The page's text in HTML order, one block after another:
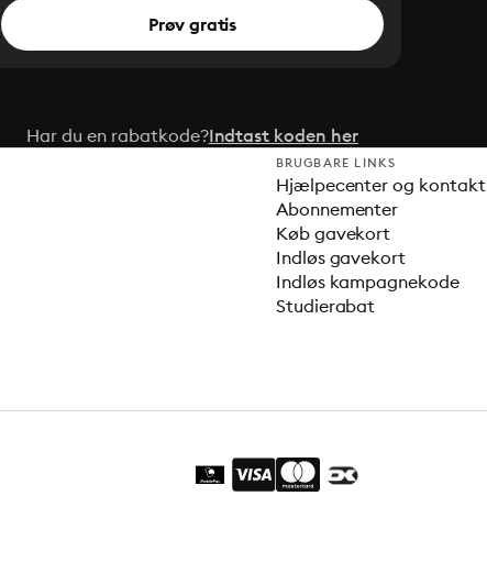
Prøv gratis
Har du en rabatkode?Indtast koden her
BRUGBARE LINKS
Hjælpecenter og kontakt
Abonnementer
Køb gavekort
Indløs gavekort
Indløs kampagnekode
Studierabat